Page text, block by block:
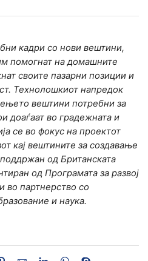
кадри со нови вештини,
помогнат на домашните
своите пазарни позиции и
Технолошкиот напредок
вештини потребни за
доаѓаат во градежната и
се во фокус на проектот
кај вештините за создавање
од Британската
од Програмата за развој
во партнерство со
и наука.